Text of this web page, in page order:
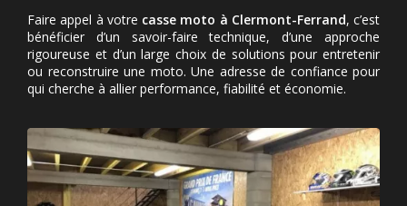
Faire appel à votre casse moto à Clermont-Ferrand, c’est
bénéficier d’un savoir-faire technique, d’une approche
rigoureuse et d’un large choix de solutions pour entretenir
ou reconstruire une moto. Une adresse de confiance pour
qui cherche à allier performance, fiabilité et économie.